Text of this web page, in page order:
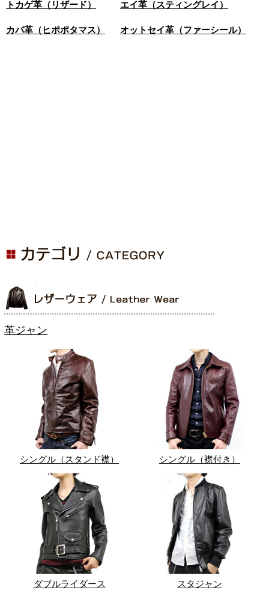
革ジャン
シングル（スタンド襟） シングル（襟付き）
ダブルライダース スタジャン